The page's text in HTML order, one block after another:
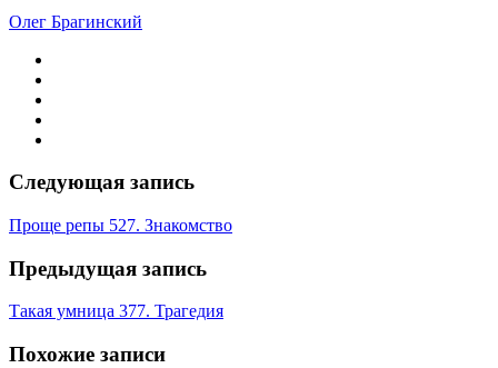
Олег Брагинский
Следующая запись
Проще репы 527. Знакомство
Предыдущая запись
Такая умница 377. Трагедия
Похожие записи